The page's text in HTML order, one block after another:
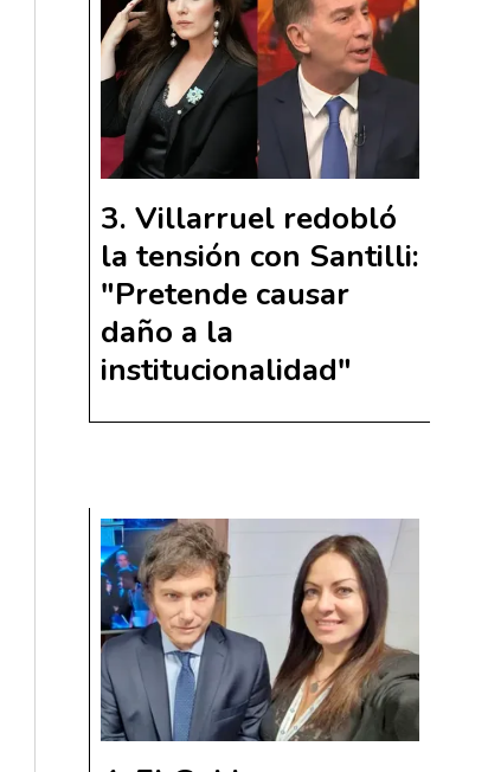
Villarruel redobló
la tensión con Santilli:
"Pretende causar
daño a la
institucionalidad"